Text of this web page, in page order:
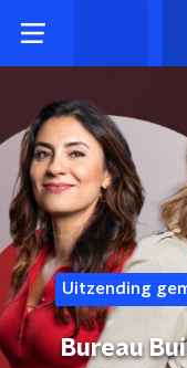
Uitzending
Bureau